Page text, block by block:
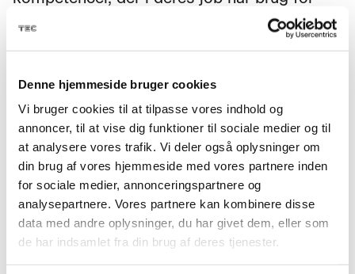
Denne hjemmeside bruger cookies
Vi bruger cookies til at tilpasse vores indhold og
annoncer, til at vise dig funktioner til sociale medier og til
at analysere vores trafik. Vi deler også oplysninger om
din brug af vores hjemmeside med vores partnere inden
for sociale medier, annonceringspartnere og
analysepartnere. Vores partnere kan kombinere disse
data med andre oplysninger, du har givet dem, eller som
de har indsamlet fra din brug af deres tjenester.
netværk.Kurset forudsætter forudgående
konfiguration" eller tilsvarende kompetencer.
Mål
Efter kurset kan deltageren konfigurere en
switch.Søgeord: Netværkskomponenter,
dimensionere, Layer, konfigurere, switch,